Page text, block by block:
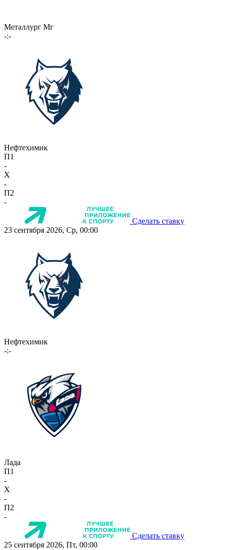
Металлург Мг
-:-
Нефтехимик
П1
-
X
-
П2
-
Сделать ставку
23 сентября 2026, Ср, 00:00
Нефтехимик
-:-
Лада
П1
-
X
-
П2
-
Сделать ставку
25 сентября 2026, Пт, 00:00